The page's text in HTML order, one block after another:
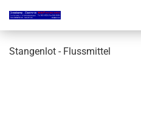
Stangenlot - Flussmittel